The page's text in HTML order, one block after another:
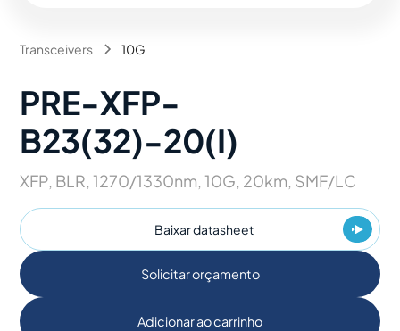
Transceivers 10G
PRE-XFP-
B23(32)-20(I)
XFP, BLR, 1270/1330nm, 10G, 20km, SMF/LC
Baixar datasheet
Solicitar orçamento
Adicionar ao carrinho